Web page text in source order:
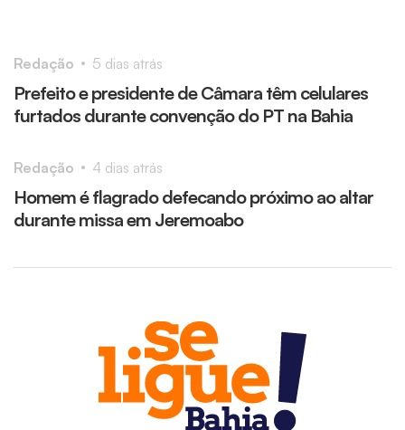
Prefeito e presidente de Câmara têm celulares
furtados durante convenção do PT na Bahia
Redação 5 dias atrás
Homem é flagrado defecando próximo ao altar
durante missa em Jeremoabo
Redação 4 dias atrás